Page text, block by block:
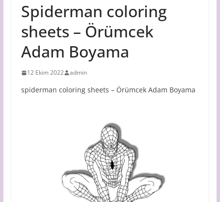
Spiderman coloring
sheets – Örümcek
Adam Boyama
12 Ekim 2022 admin
spiderman coloring sheets – Örümcek Adam Boyama